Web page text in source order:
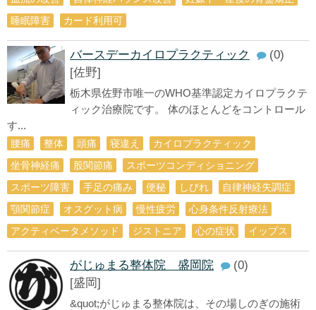
睡眠障害
カード利用可
バースデーカイロプラクティック
(0)
[佐野]
栃木県佐野市唯一のWHO基準認定カイロプラクテ
ィック治療院です。 体のほとんどをコントロール
す...
腰痛 整体 頭痛 寝違え
カイロプラクティック
坐骨神経痛
股関節痛
スポーツコンディショニング
スポーツ障害
手足の痛み 便秘 しびれ
自律神経失調症
顎関節症
オスグット病 慢性疲労
心身条件反射療法
アクティベータメソッド
ジストニア 心の症状 イップス
がじゅまる整体院 盛岡院
(0)
[盛岡]
&quot;がじゅまる整体院は、その場しのぎの施術